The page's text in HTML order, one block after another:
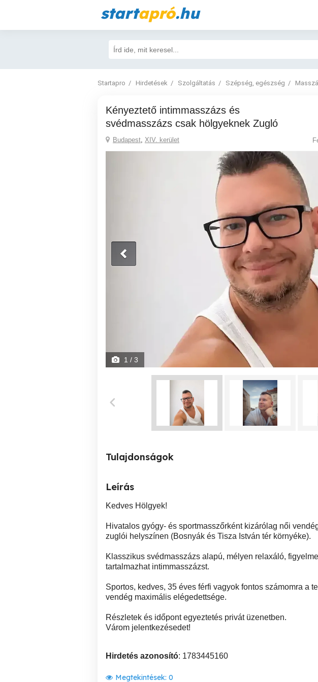
startapró.hu
Startapro Hirdetések Szolgáltatás Szépség, egészség
Kényeztető intimmasszázs és
svédmasszázs csak hölgyeknek Zugló
Budapest, XIV. kerület
1 / 3
Tulajdonságok
Leírás
Kedves Hölgyek!
Hivatalos gyógy- és sportmasszőrként kizárólag női
zuglói helyszínen (Bosnyák és Tisza István tér környéke).
Klasszikus svédmasszázs alapú, mélyen relaxáló,
tartalmazhat intimmasszázst.
Sportos, kedves, 35 éves férfi vagyok fontos számomra a
vendég maximális elégedettsége.
Részletek és időpont egyeztetés privát üzenetben.
Várom jelentkezésedet!
Hirdetés azonosító: 1783445160
Megtekintések: 0